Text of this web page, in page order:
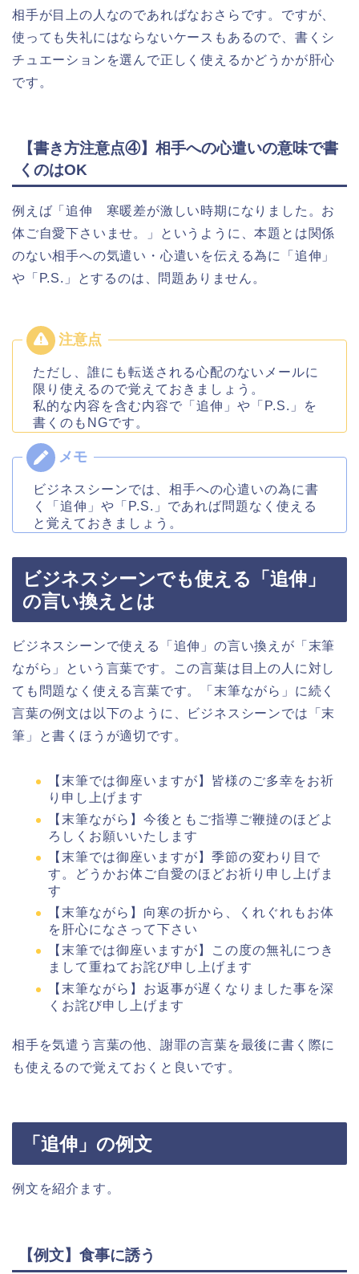
相手が目上の人なのであればなおさらです。ですが、
使っても失礼にはならないケースもあるので、書くシ
チュエーションを選んで正しく使えるかどうかが肝心
です。
【書き方注意点④】相手への心遣いの意味で書
くのはOK
例えば「追伸 寒暖差が激しい時期になりました。お
体ご自愛下さいませ。」というように、本題とは関係
のない相手への気遣い・心遣いを伝える為に「追伸」
や「P.S.」とするのは、問題ありません。
ただし、誰にも転送される心配のないメールに
限り使えるので覚えておきましょう。
私的な内容を含む内容で「追伸」や「P.S.」を
書くのもNGです。
ビジネスシーンでは、相手への心遣いの為に書
く「追伸」や「P.S.」であれば問題なく使える
と覚えておきましょう。
ビジネスシーンでも使える「追伸」
の言い換えとは
ビジネスシーンで使える「追伸」の言い換えが「末筆
ながら」という言葉です。この言葉は目上の人に対し
ても問題なく使える言葉です。「末筆ながら」に続く
言葉の例文は以下のように、ビジネスシーンでは「末
筆」と書くほうが適切です。
【末筆では御座いますが】皆様のご多幸をお祈
り申し上げます
【末筆ながら】今後ともご指導ご鞭撻のほどよ
ろしくお願いいたします
【末筆では御座いますが】季節の変わり目で
す。どうかお体ご自愛のほどお祈り申し上げま
す
【末筆ながら】向寒の折から、くれぐれもお体
を肝心になさって下さい
【末筆では御座いますが】この度の無礼につき
まして重ねてお詫び申し上げます
【末筆ながら】お返事が遅くなりました事を深
くお詫び申し上げます
相手を気遣う言葉の他、謝罪の言葉を最後に書く際に
も使えるので覚えておくと良いです。
「追伸」の例文
例文を紹介ます。
【例文】食事に誘う